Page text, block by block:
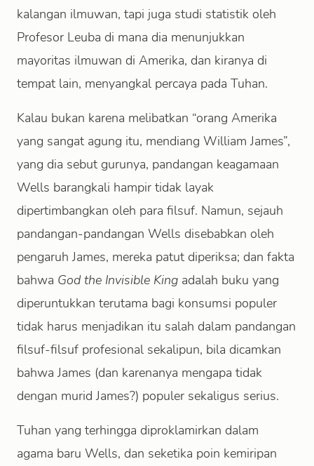
kalangan ilmuwan, tapi juga studi statistik oleh
Profesor Leuba di mana dia menunjukkan
mayoritas ilmuwan di Amerika, dan kiranya di
tempat lain, menyangkal percaya pada Tuhan.
Kalau bukan karena melibatkan “orang Amerika
yang sangat agung itu, mendiang William James”,
yang dia sebut gurunya, pandangan keagamaan
Wells barangkali hampir tidak layak
dipertimbangkan oleh para filsuf. Namun, sejauh
pandangan-pandangan Wells disebabkan oleh
pengaruh James, mereka patut diperiksa; dan fakta
bahwa God the Invisible King adalah buku yang
diperuntukkan terutama bagi konsumsi populer
tidak harus menjadikan itu salah dalam pandangan
filsuf-filsuf profesional sekalipun, bila dicamkan
bahwa James (dan karenanya mengapa tidak
dengan murid James?) populer sekaligus serius.
Tuhan yang terhingga diproklamirkan dalam
agama baru Wells, dan seketika poin kemiripan